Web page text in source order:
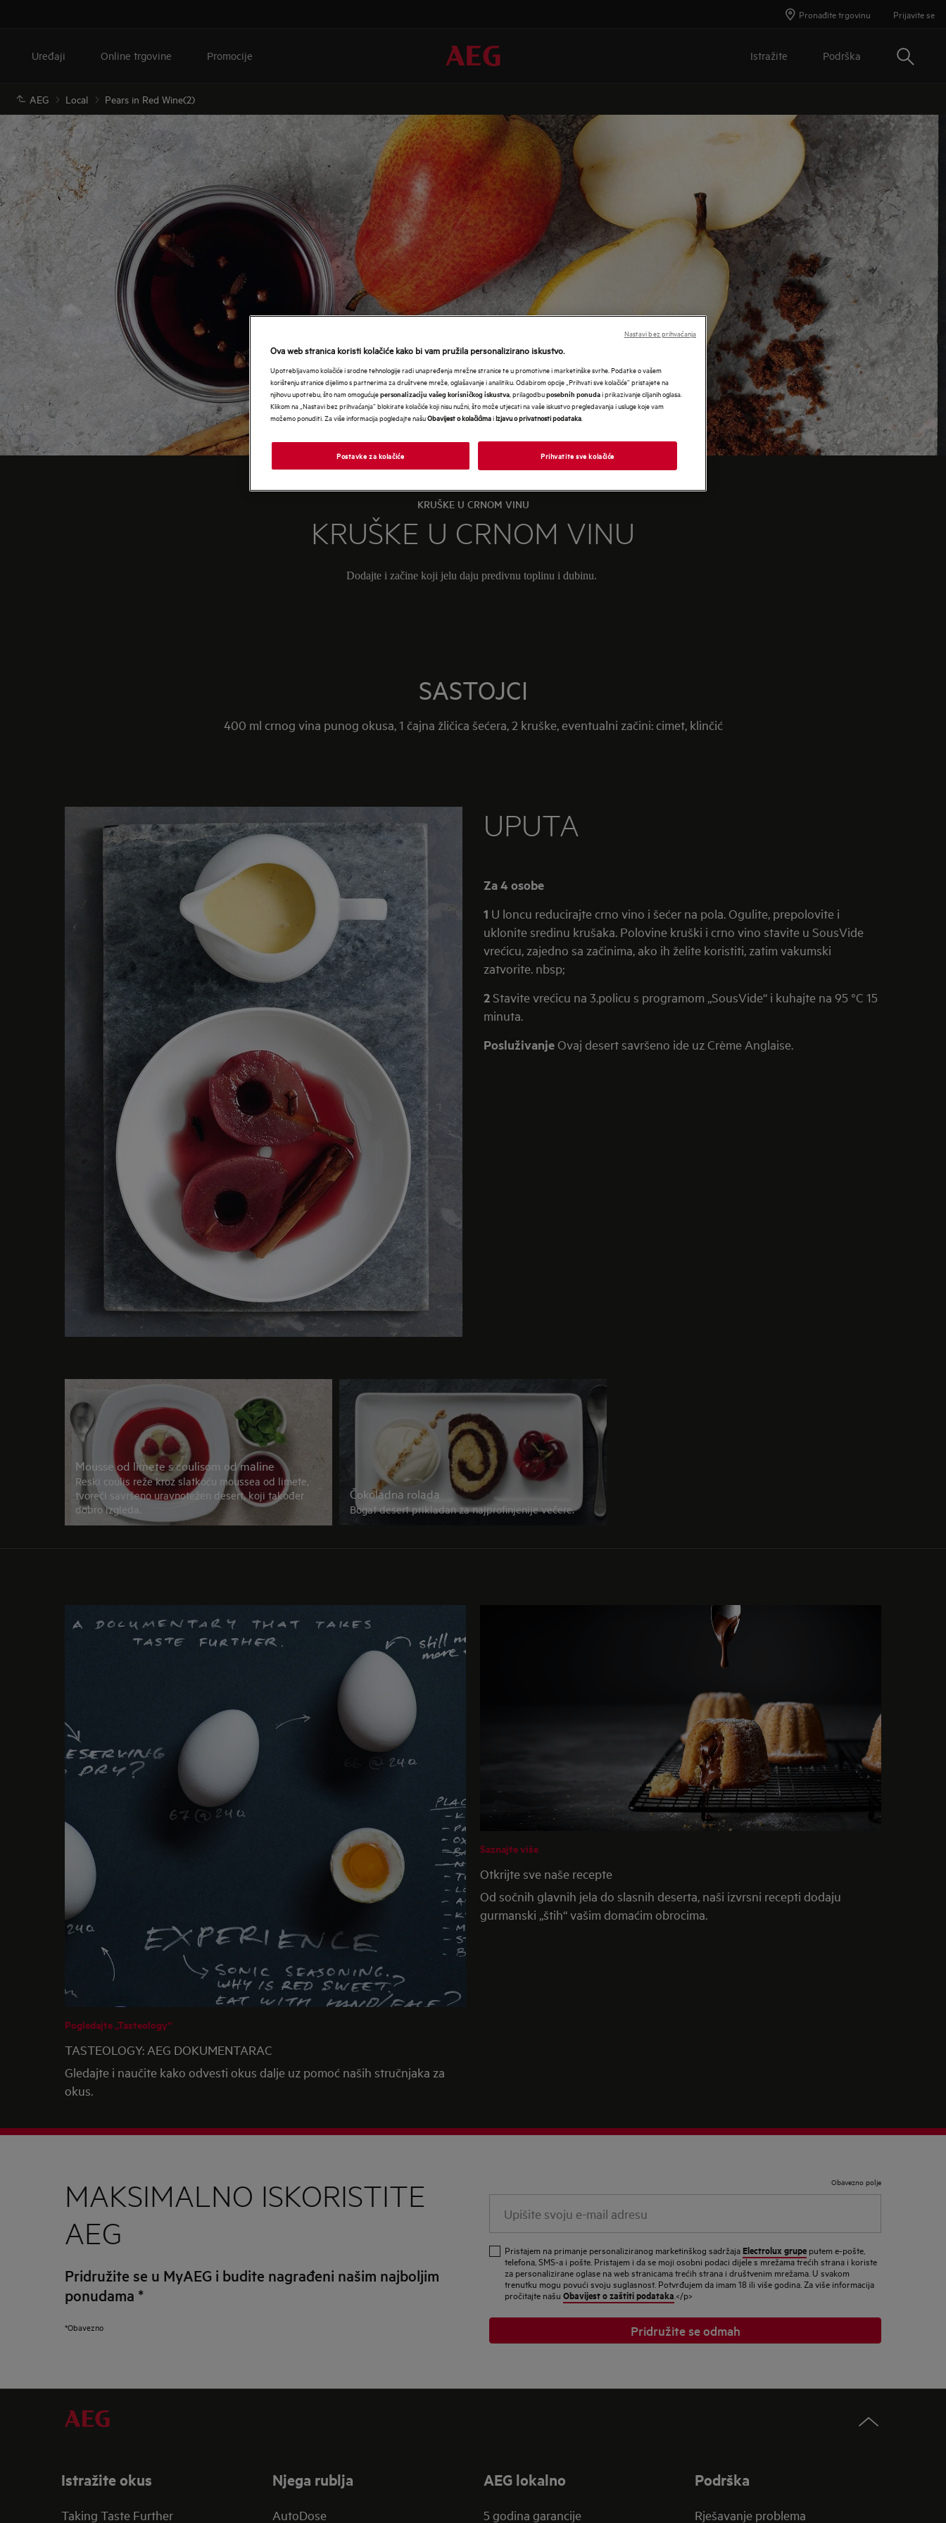
Pronađite trgovinu Prijavite se
Uređaji Online trgovine Promocije Istražite Podrška Traži
AEG Local Pears in Red Wine(2)
KRUŠKE U CRNOM VINU
KRUŠKE U CRNOM VINU
Dodajte i začine koji jelu daju predivnu toplinu i dubinu.
SASTOJCI
400 ml crnog vina punog okusa, 1 čajna žličica šećera, 2 kruške, eventualni začini: cimet, klinčić
UPUTA
Za 4 osobe
1 U loncu reducirajte crno vino i šećer na pola. Ogulite, prepolovite i
uklonite sredinu krušaka. Polovine kruški i crno vino stavite u SousVide
vrećicu, zajedno sa začinima, ako ih želite koristiti, zatim vakumski
zatvorite. nbsp;
2 Stavite vrećicu na 3.policu s programom „SousVide“ i kuhajte na 95 °C 15
minuta.
PosluživanjeOvaj desert savršeno ide uz Crème Anglaise.
Mousse od limete s coulisom od maline
Reski coulis reže kroz slatkoću moussea od limete,
tvoreći savršeno uravnotežen desert, koji također
dobro izgleda.
Čokoladna rolada
Bogat desert prikladan za najprofinjenije večere.
Pogledajte „Tasteology“
TASTEOLOGY: AEG DOKUMENTARAC
Gledajte i naučite kako odvesti okus dalje uz pomoć naših stručnjaka za
okus.
Saznajte više
Otkrijte sve naše recepte
Od sočnih glavnih jela do slasnih deserta, naši izvrsni recepti dodaju
gurmanski „štih“ vašim domaćim obrocima.
MAKSIMALNO ISKORISTITE
AEG
Pridružite se u MyAEG i budite nagrađeni našim najboljim
ponudama *
*Obavezno
Obavezno polje
svoju
mail
adresu
Pristajem na primanje personaliziranog marketinškog sadržaja Electrolux grupe putem e-pošte,
telefona, SMS-a i pošte. Pristajem i da se moji osobni podaci dijele s mrežama trećih strana i koriste
za personalizirane oglase na web stranicama trećih strana i društvenim mrežama. U svakom
trenutku mogu povući svoju suglasnost. Potvrđujem da imam 18 ili više godina. Za više informacija
pročitajte našu Obavijest o zaštiti podataka .</p>
Pridružite se odmah
Istražite okus
Taking Taste Further
Njega rublja
AutoDose
AEG lokalno
5 godina garancije
Podrška
Rješavanje problema
Ova web stranica koristi kolačiće kako bi vam pružila personalizirano iskustvo.
Upotrebljavamo kolačiće i srodne tehnologije radi unapređenja mrežne stranice te u promotivne i marketinške svrhe. Podatke o vašem
korištenju stranice dijelimo s partnerima za društvene mreže, oglašavanje i analitiku. Odabirom opcije „Prihvati sve kolačiće” pristajete na
njihovu upotrebu, što nam omogućujepersonalizaciju vašeg korisničkog iskustva , prilagodbuposebnih ponudai prikazivanje ciljanih oglasa.
Klikom na „Nastavi bez prihvaćanja” blokirate kolačiće koji nisu nužni, što može utjecati na vaše iskustvo pregledavanja i usluge koje vam
možemo ponuditi. Za više informacija pogledajte našuObavijest o kolačićimaiIzjavu o privatnosti podataka
Postavke za kolačiće Prihvatite sve kolačiće
Nastavi bez prihvaćanja